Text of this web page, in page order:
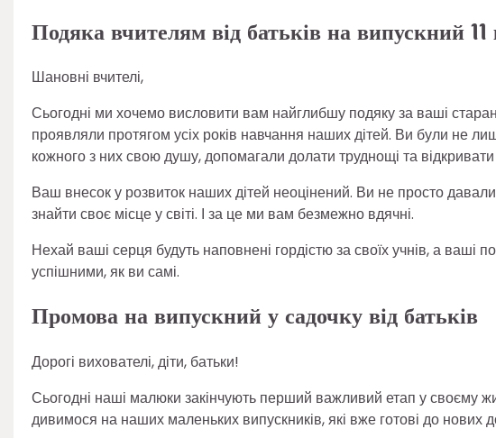
Подяка вчителям від батьків на випускний 11
Шановні вчителі,
Сьогодні ми хочемо висловити вам найглибшу подяку за ваші
проявляли протягом усіх років навчання наших дітей. Ви були не
кожного з них свою душу, допомагали долати труднощі та відкривати
Ваш внесок у розвиток наших дітей неоцінений. Ви не просто
знайти своє місце у світі. І за це ми вам безмежно вдячні.
Нехай ваші серця будуть наповнені гордістю за своїх учнів, а ваші
успішними, як ви самі.
Промова на випускний у садочку від батьків
Дорогі вихователі, діти, батьки!
Сьогодні наші малюки закінчують перший важливий етап у своєму
дивимося на наших маленьких випускників, які вже готові до нових